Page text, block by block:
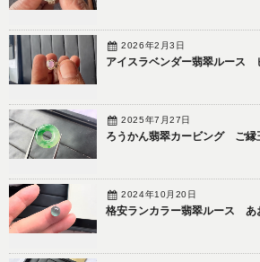
2026年2月3日
アイスラベンダー翡翠ルース
2025年7月27日
ろうかん翡翠カービング ご縁
2024年10月20日
格安ランカラー翡翠ルース あ